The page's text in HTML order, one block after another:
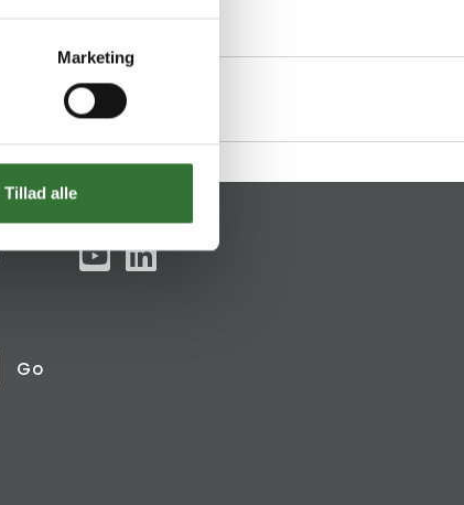
Marketing
Tillad alle
Go
Social links